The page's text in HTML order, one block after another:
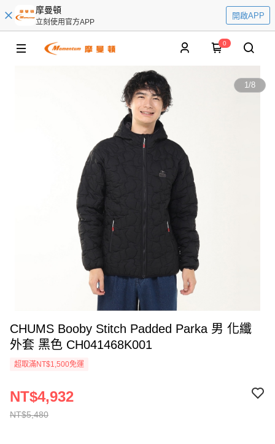
摩曼頓
立刻使用官方APP
開啟APP
0
1/8
CHUMS Booby Stitch Padded Parka 男 化纖
外套 黑色 CH041468K001
超取滿NT$1,500免運
NT$5,480
NT$4,932